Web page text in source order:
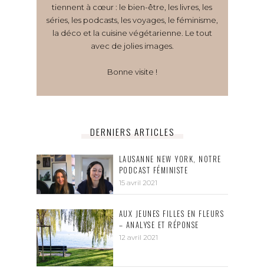
tiennent à cœur : le bien-être, les livres, les
séries, les podcasts, les voyages, le féminisme,
la déco et la cuisine végétarienne. Le tout
avec de jolies images.
Bonne visite !
DERNIERS ARTICLES
LAUSANNE NEW YORK, NOTRE
PODCAST FÉMINISTE
15 avril 2021
AUX JEUNES FILLES EN FLEURS
– ANALYSE ET RÉPONSE
12 avril 2021